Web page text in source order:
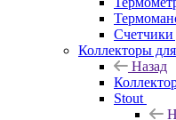
Коллекторы
Назад
Stout